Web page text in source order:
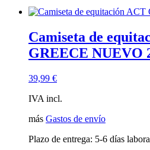
Camiseta de
GREECE NUEVO
39,99 €
IVA incl.
más Gastos de envío
Plazo de entrega: 5-6 días